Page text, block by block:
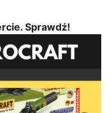
Sprawdź!